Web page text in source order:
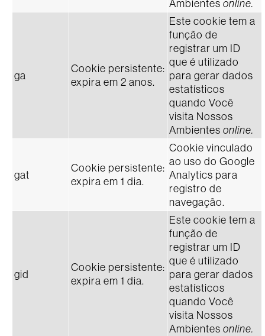
Ambientes online.
ga
Cookie persistente:
expira em 2 anos.
Este cookie tem a
função de
registrar um ID
que é utilizado
para gerar dados
estatísticos
quando Você
visita Nossos
Ambientes online.
gat
Cookie persistente:
expira em 1 dia.
Cookie vinculado
ao uso do Google
Analytics para
registro de
navegação.
gid
Cookie persistente:
expira em 1 dia.
Este cookie tem a
função de
registrar um ID
que é utilizado
para gerar dados
estatísticos
quando Você
visita Nossos
Ambientes online.